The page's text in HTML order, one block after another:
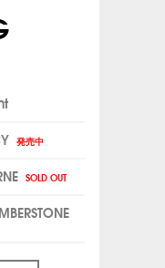
発売中
SOLD OUT